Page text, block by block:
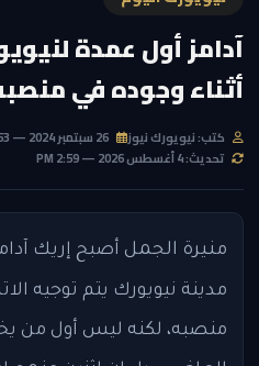
آدامز أول عمدة
أثناء وجوده في
كتب: نيويورك نيوز
تحديث: 4 أغسطس 2026 — 2:59 PM
منيرة الجمل أصبح إريك
مدينة نيويورك يتم توجيه
منصبه، لكنه ليس أول من